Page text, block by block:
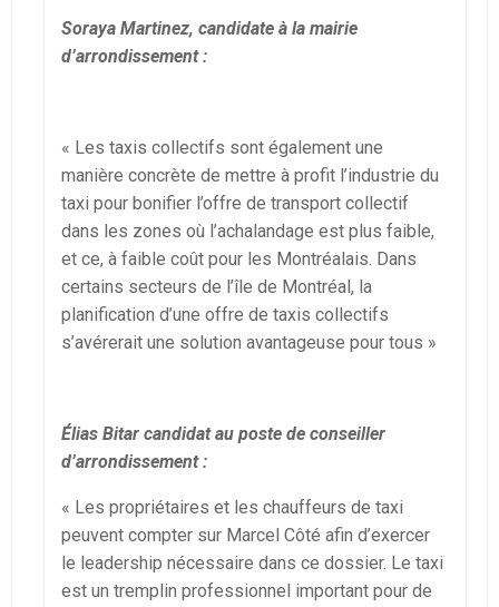
Soraya Martinez, candidate à la mairie
d’arrondissement :
« Les taxis collectifs sont également une
manière concrète de mettre à profit l’industrie du
taxi pour bonifier l’offre de transport collectif
dans les zones où l’achalandage est plus faible,
et ce, à faible coût pour les Montréalais. Dans
certains secteurs de l’île de Montréal, la
planification d’une offre de taxis collectifs
s’avérerait une solution avantageuse pour tous »
Élias Bitar candidat au poste de conseiller
d’arrondissement :
« Les propriétaires et les chauffeurs de taxi
peuvent compter sur Marcel Côté afin d’exercer
le leadership nécessaire dans ce dossier. Le taxi
est un tremplin professionnel important pour de